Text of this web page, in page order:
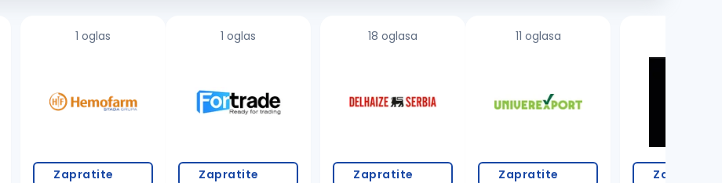
1 oglas
Zapratite
1 oglas
Zapratite
18 oglasa
Zapratite
11 oglasa
Zapratite Zapratite